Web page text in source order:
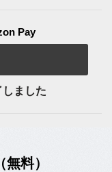
Pay
ました
料）